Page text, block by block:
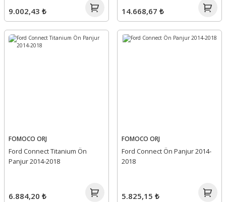
9.002,43 ₺ 14.668,67 ₺
FOMOCO ORJ
Ford Connect Titanium Ön
Panjur 2014-2018
6.884,20 ₺
FOMOCO ORJ
Ford Connect Ön Panjur 2014-
2018
5.825,15 ₺